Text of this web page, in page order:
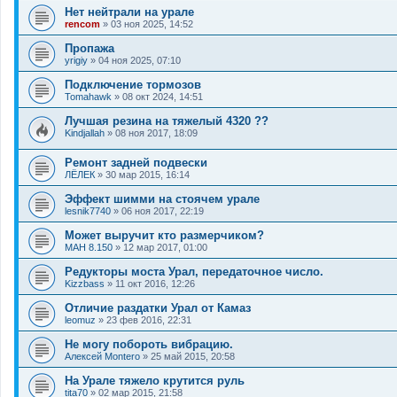
Нет нейтрали на урале
rencom » 03 ноя 2025, 14:52
Пропажа
yrigiy » 04 ноя 2025, 07:10
Подключение тормозов
Tomahawk » 08 окт 2024, 14:51
Лучшая резина на тяжелый 4320 ??
Kindjallah » 08 ноя 2017, 18:09
Ремонт задней подвески
ЛЁЛЕК » 30 мар 2015, 16:14
Эффект шимми на стоячем урале
lesnik7740 » 06 ноя 2017, 22:19
Может выручит кто размерчиком?
МАН 8.150 » 12 мар 2017, 01:00
Редукторы моста Урал, передаточное число.
Kizzbass » 11 окт 2016, 12:26
Отличие раздатки Урал от Камаз
leomuz » 23 фев 2016, 22:31
Не могу побороть вибрацию.
Алексей Montero » 25 май 2015, 20:58
На Урале тяжело крутится руль
tita70 » 02 мар 2015, 21:58